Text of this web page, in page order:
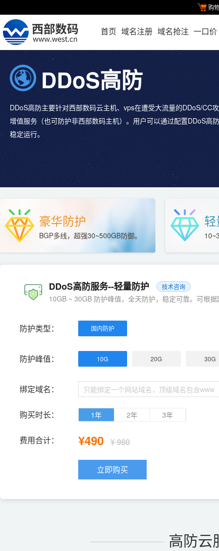
购
首页 域名注册 域名抢注 一口价
DDoS高防
DDoS高防主要针对西部数码云主机、vps在遭受大流量的DDoS/CC
增值服务（也可防护非西部数码主机）。用户可以通过配置DDoS高
稳定运行。
豪华防护
BGP多线，超强30~500GB防御。
DDoS高防服务--轻量防护 技术咨询
10GB ~ 30GB 防护峰值，全天防护，稳定可靠。可根
防护类型： 国内防护
防护峰值： 10G 20G 30G
绑定域名：
购买时长： 1年 2年 3年
费用合计： ¥490 ¥ 980
立即购买
高防云